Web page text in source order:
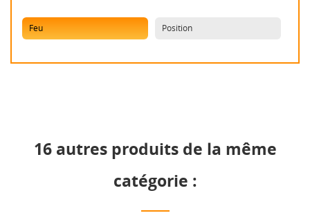
Feu Position
16 autres produits de la même
catégorie :